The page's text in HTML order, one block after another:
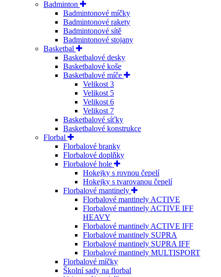
Badminton
Badmintonové míčky
Badmintonové rakety
Badmintonové sítě
Badmintonové stojany
Basketbal
Basketbalové desky
Basketbalové koše
Basketbalové míče
Velikost 3
Velikost 5
Velikost 6
Velikost 7
Basketbalové síťky
Basketbalové konstrukce
Florbal
Florbalové branky
Florbalové doplňky
Florbalové hole
Hokejky s rovnou čepelí
Hokejky s tvarovanou čepelí
Florbalové mantinely
Florbalové mantinely ACTIVE
Florbalové mantinely ACTIVE IFF
HEAVY
Florbalové mantinely ACTIVE IFF
Florbalové mantinely SUPRA
Florbalové mantinely SUPRA IFF
Florbalové mantinely MULTISPORT
Florbalové míčky
Školní sady na florbal